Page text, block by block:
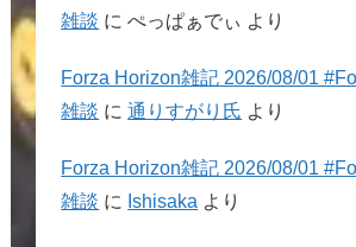
雑談 にぺっぱぁでぃ より
Forza Horizon雑記 2026/08/01
雑談 に通りすがり氏 より
Forza Horizon雑記 2026/08/01
雑談 に Ishisaka より